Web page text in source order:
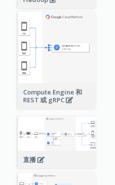
Compute Engine 和
REST 或 gRPC
直播